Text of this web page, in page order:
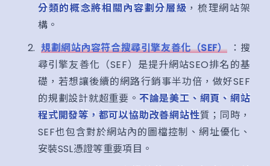
分類的概念將相關內容劃分層級 ，梳理網站架
構。
規劃網站內容符合搜尋引擎友善化（SEF） ：搜
尋引擎友善化（SEF）是提升網站SEO排名的基
礎，若想讓後續的網路行銷事半功倍，做好SEF
的規劃設計就超重要。 不論是美工、網頁、網站
程式開發等，都可以協助改善網站性質；同時，
SEF也包含對於網站內的圖檔控制、網址優化、
安裝SSL憑證等重要項目。